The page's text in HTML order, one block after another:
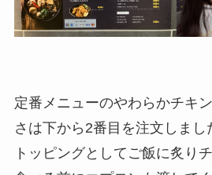
定番メニューのやわらかチキ
さは下から2番目を注文しまし
トッピングとしてご飯に炙り